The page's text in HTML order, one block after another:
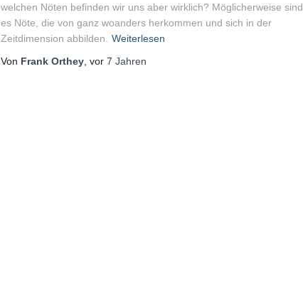
welchen Nöten befinden wir uns aber wirklich? Möglicherweise sind
es Nöte, die von ganz woanders herkommen und sich in der
Zeitdimension abbilden.
Weiterlesen
Von Frank Orthey , vor 7 Jahren